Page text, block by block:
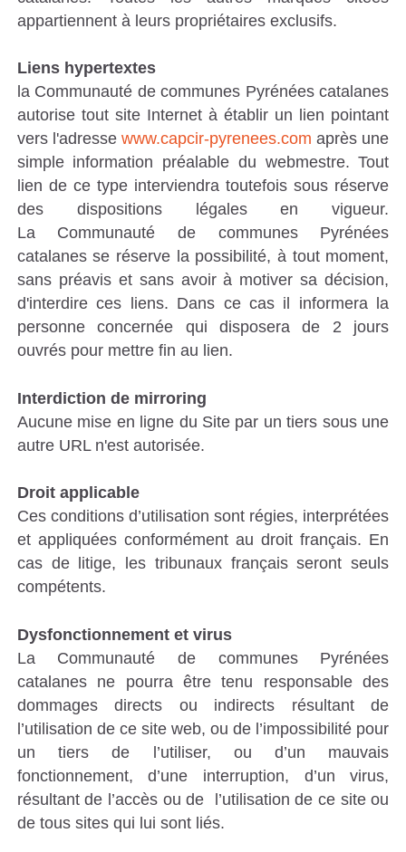
appartiennent à leurs propriétaires exclusifs.
Liens hypertextes
la Communauté de communes Pyrénées catalanes
autorise tout site Internet à établir un lien pointant
vers l'adresse www.capcir-pyrenees.com après une
simple information préalable du webmestre. Tout
lien de ce type interviendra toutefois sous réserve
des dispositions légales en vigueur.
La Communauté de communes Pyrénées
catalanes se réserve la possibilité, à tout moment,
sans préavis et sans avoir à motiver sa décision,
d'interdire ces liens. Dans ce cas il informera la
personne concernée qui disposera de 2 jours
ouvrés pour mettre fin au lien.
Interdiction de mirroring
Aucune mise en ligne du Site par un tiers sous une
autre URL n'est autorisée.
Droit applicable
Ces conditions d’utilisation sont régies, interprétées
et appliquées conformément au droit français. En
cas de litige, les tribunaux français seront seuls
compétents.
Dysfonctionnement et virus
La Communauté de communes Pyrénées
catalanes ne pourra être tenu responsable des
dommages directs ou indirects résultant de
l’utilisation de ce site web, ou de l’impossibilité pour
un tiers de l’utiliser, ou d’un mauvais
fonctionnement, d’une interruption, d’un virus,
résultant de l’accès ou de l’utilisation de ce site ou
de tous sites qui lui sont liés.